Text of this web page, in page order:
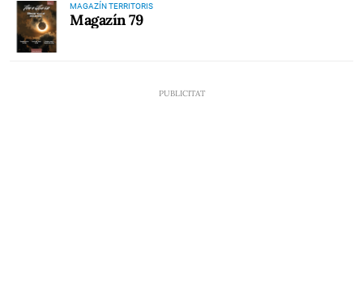
MAGAZÍN TERRITORIS
Magazín 79